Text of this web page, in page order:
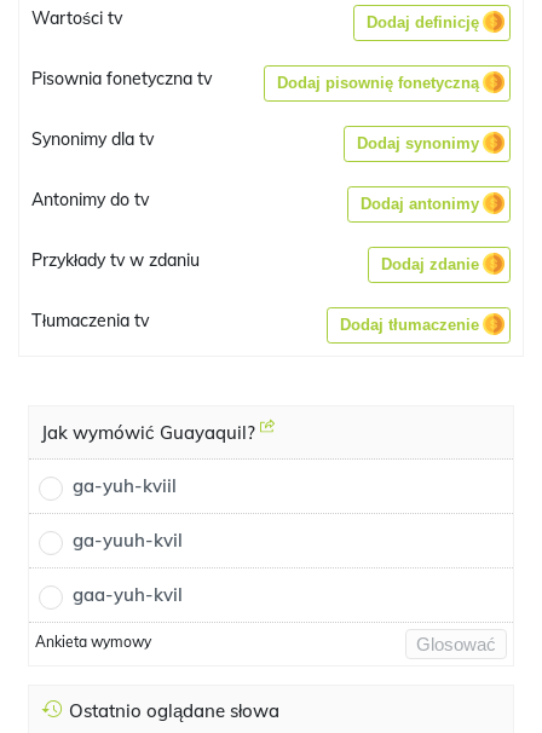
Wartości tv Dodaj definicję
Pisownia fonetyczna tv Dodaj pisownię fonetyczną
Synonimy dla tv Dodaj synonimy
Antonimy do tv Dodaj antonimy
Przykłady tv w zdaniu Dodaj zdanie
Tłumaczenia tv Dodaj tłumaczenie
Jak wymówić Guayaquil?
ga-yuh-kviil
ga-yuuh-kvil
gaa-yuh-kvil
Ankieta wymowy Glosować
Ostatnio oglądane słowa